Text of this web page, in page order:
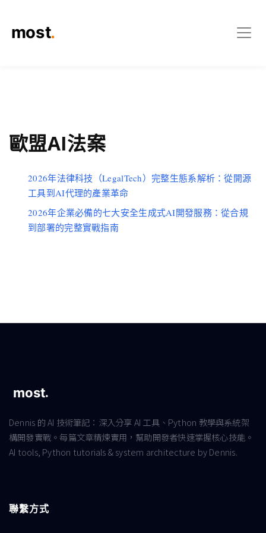
歐盟AI法案
2026年法律科技（LegalTech）完整生態系解析：從開源
工具到AI代理的產業革命
2026年企業必備的七大安全生成式AI開發服務：從合規
到部署的完整實戰指南
Dennis 的 AI 技術筆記：深入分享 AI 工具、Python 教學與系統架
構開發實戰。每篇文章精煉實用，幫助開發者快速掌握核心技能。
AI tools, Python tutorials & system architecture by Dennis.
聯繫方式